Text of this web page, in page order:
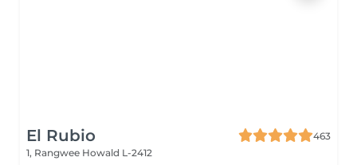
El Rubio
463
1, Rangwee Howald L-2412